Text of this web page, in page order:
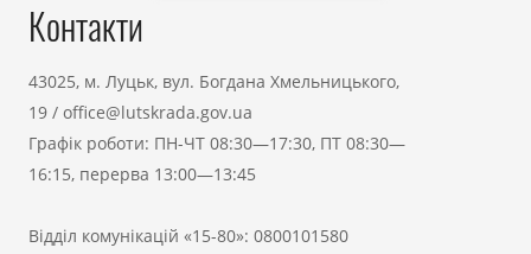
Контакти
43025, м. Луцьк, вул. Богдана Хмельницького,
19 / office@lutskrada.gov.ua
Графік роботи: ПН-ЧТ 08:30—17:30, ПТ 08:30—
16:15, перерва 13:00—13:45
Відділ комунікацій «15-80»: 0800101580